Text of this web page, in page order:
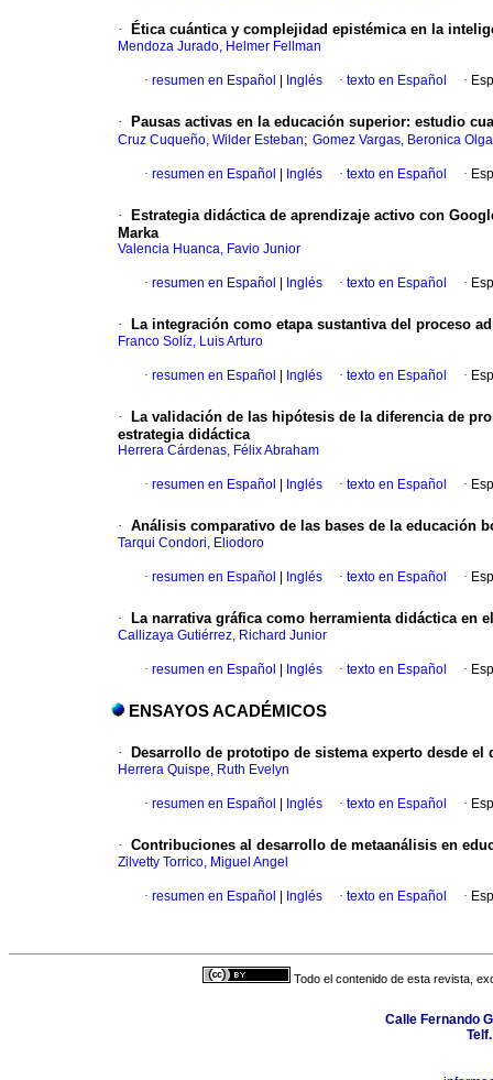
· Ética cuántica y complejidad epistémica en la
Mendoza Jurado, Helmer Fellman
· resumen en Español Inglés · texto en Español ·
· Pausas activas en la educación superior: estudio
Cruz Cuqueño, Wilder Esteban; Gomez Vargas, Beronica Olga
· resumen en Español Inglés · texto en Español ·
·
Estrategia didáctica de aprendizaje activo con
Marka
Valencia Huanca, Favio Junior
· resumen en Español Inglés · texto en Español ·
· La integración como etapa sustantiva del proceso
Franco Solíz, Luis Arturo
· resumen en Español Inglés · texto en Español ·
·
La validación de las hipótesis de la diferencia de
estrategia didáctica
Herrera Cárdenas, Félix Abraham
· resumen en Español Inglés · texto en Español ·
· Análisis comparativo de las bases de la educación
Tarqui Condori, Eliodoro
· resumen en Español Inglés · texto en Español ·
· La narrativa gráfica como herramienta didáctica en
Callizaya Gutiérrez, Richard Junior
· resumen en Español Inglés · texto en Español ·
ENSAYOS ACADÉMICOS
· Desarrollo de prototipo de sistema experto desde
Herrera Quispe, Ruth Evelyn
· resumen en Español Inglés · texto en Español ·
· Contribuciones al desarrollo de metaanálisis en
Zilvetty Torrico, Miguel Angel
· resumen en Español Inglés · texto en Español ·
Todo el contenido de esta revista,
Calle Fernando